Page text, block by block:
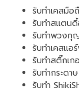
รับทำเคสมือ
รับทำสแตนดี้
รับทำพวงกุญ
รับทำเคสแอ
รับทำสติ๊กเก
รับทำกระดา
รับทำ